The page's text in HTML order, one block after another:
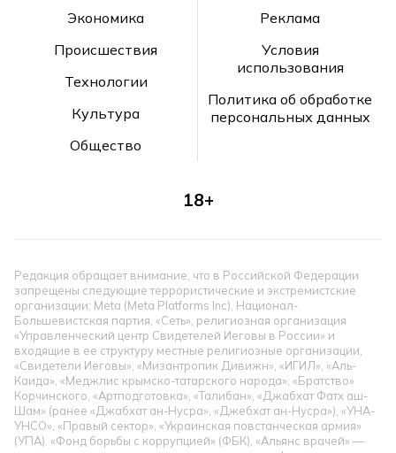
Экономика
Происшествия
Технологии
Культура
Общество
Реклама
Условия
использования
Политика об обработке
персональных данных
18+
Редакция обращает внимание, что в Российской Федерации
запрещены следующие террористические и экстремистские
организации: Meta (Meta Platforms Inc), Национал-
Большевистская партия, «Сеть», религиозная организация
«Управленческий центр Свидетелей Иеговы в России» и
входящие в ее структуру местные религиозные организации,
«Свидетели Иеговы», «Мизантропик Дивижн», «ИГИЛ», «Аль-
Каида», «Меджлис крымско-татарского народа», «Братство»
Корчинского, «Артподготовка», «Талибан», «Джабхат Фатх аш-
Шам» (ранее «Джабхат ан-Нусра», «Джебхат ан-Нусра»), «УНА-
УНСО», «Правый сектор», «Украинская повстанческая армия»
(УПА). «Фонд борьбы с коррупцией» (ФБК), «Альянс врачей» —